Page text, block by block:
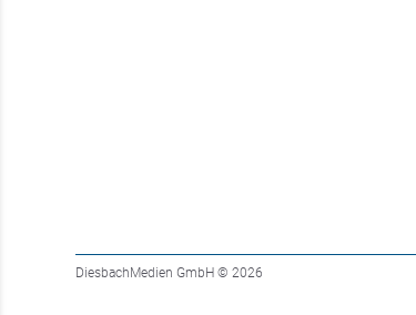
DiesbachMedien GmbH © 2026